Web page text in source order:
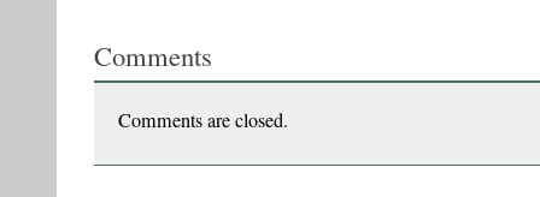
americaneste
Suplimentul
Comments
Comments are closed.